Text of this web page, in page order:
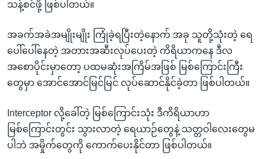
သန့်စင်ဖို့ ဖြစ်ပါတယ်။
အခက်အခဲအမျိုးမျိုး ကြုံခဲ့ရပြီးတဲ့နောက် အခု သူတို့သုံးတဲ့ ရေ
ပေါ်ပေါ်နေတဲ့ အတားအဆီးလုပ်ပေးတဲ့ ကိရိယာကနေ ဒီလ
အစောပိုင်းမှာတော့ ပထမဆုံးအကြိမ်အဖြစ် မြစ်ကြောင်းကြီး
တွေမှာ အောင်အောင်မြင်မြင် လုပ်ဆောင်နိုင်ခဲ့တာ ဖြစ်ပါတယ်။
Interceptor လို့ခေါ်တဲ့ မြစ်ကြောင်းသုံး ဒီကိရိယာဟာ
မြစ်ကြောင်းတွင်း သွားလာတဲ့ ရေယာဉ်တွေနဲ့ သတ္တဝါလေးတွေမ
ပါဘဲ အမှိုက်တွေကို ကောက်ပေးနိုင်တာ ဖြစ်ပါတယ်။